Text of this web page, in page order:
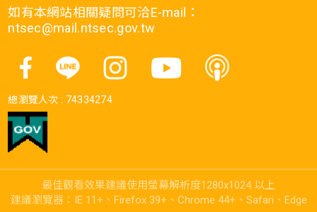
如有本網站相關疑問可洽E-mail：
ntsec@mail.ntsec.gov.tw
總瀏覽人次 : 74334274
最佳觀看效果建議使用螢幕解析度1280x1024 以上
建議瀏覽器：IE 11+、Firefox 39+、Chrome 44+、Safari、Edge